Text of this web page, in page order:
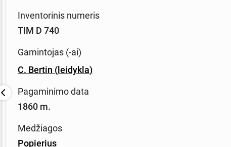
Inventorinis numeris
TIM D 740
Gamintojas (-ai)
C. Bertin (leidykla)
Pagaminimo data
1860 m.
Medžiagos
Popierius